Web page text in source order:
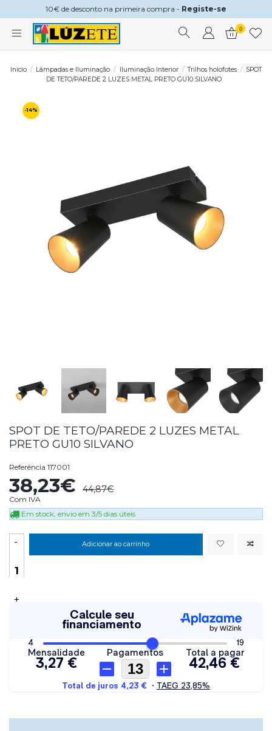
10€ de desconto na primeira compra - Registe-se
0
Início Lâmpadas e Iluminação Iluminação Interior Trilhos holofotes
SPOT
DE TETO/PAREDE 2 LUZES METAL PRETO GU10 SILVANO
-14%
SPOT DE TETO/PAREDE 2 LUZES METAL
PRETO GU10 SILVANO
Referência 117001
38,23€ 44,87€
Com IVA
Em stock, envio em 3/5 dias úteis
-
+
Adicionar ao carrinho